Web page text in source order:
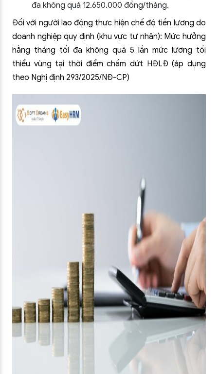
đa không quá 12.650.000 đồng/tháng.
Đối với người lao động thực hiện chế độ tiền lương do
doanh nghiệp quy định (khu vực tư nhân): Mức hưởng
hằng tháng tối đa không quá 5 lần mức lương tối
thiểu vùng tại thời điểm chấm dứt HĐLĐ (áp dụng
theo Nghị định 293/2025/NĐ-CP)